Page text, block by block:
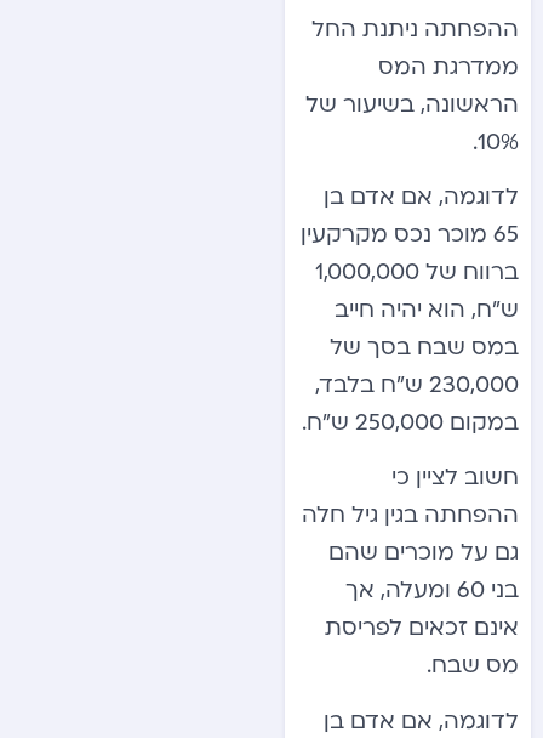
ההפחתה ניתנת החל
ממדרגת המס
הראשונה, בשיעור של
10%.
לדוגמה, אם אדם בן
65 מוכר נכס מקרקעין
ברווח של 1,000,000
ש”ח, הוא יהיה חייב
במס שבח בסך של
230,000 ש”ח בלבד,
במקום 250,000 ש”ח.
חשוב לציין כי
ההפחתה בגין גיל חלה
גם על מוכרים שהם
בני 60 ומעלה, אך
אינם זכאים לפריסת
מס שבח.
לדוגמה, אם אדם בן